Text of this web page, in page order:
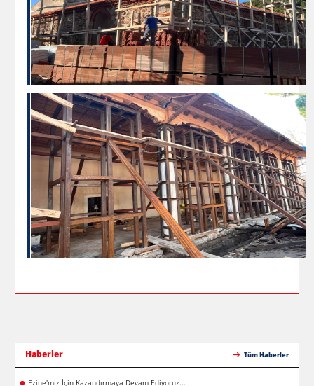
Haberler Tüm Haberler
Ezine'miz İçin Kazandırmaya Devam Ediyoruz...